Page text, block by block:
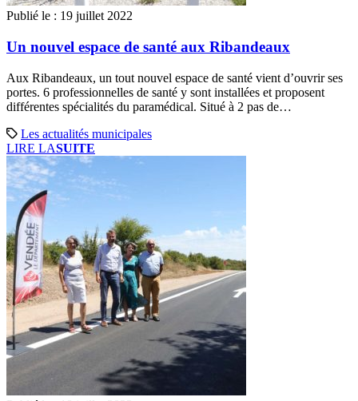
Publié le : 19 juillet 2022
Un nouvel espace de santé aux Ribandeaux
Aux Ribandeaux, un tout nouvel espace de santé vient d’ouvrir ses
portes. 6 professionnelles de santé y sont installées et proposent
différentes spécialités du paramédical. Situé à 2 pas de…
Les actualités municipales
LIRE LASUITE